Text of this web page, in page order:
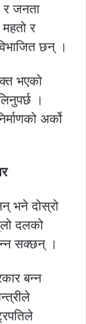
र जनता
महतो र
छन् ।
भएको
।
अर्को
भने दोस्रो
दलको
सक्छन् ।
बन्न